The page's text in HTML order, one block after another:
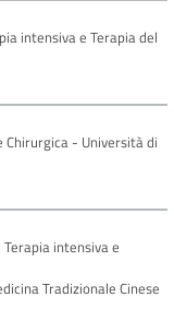
intensiva e Terapia del
Chirurgica - Università di
intensiva e
Tradizionale Cinese